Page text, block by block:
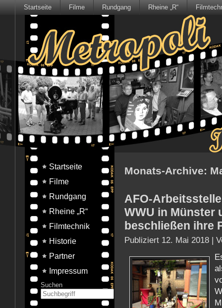
Startseite Filme Rundgang Rheine „R“
Startseite
Filme
Rundgang
Rheine „R“
Filmtechnik
Historie
Partner
Impressum
Suchen
Monats-Archive:
AFO-
WWU in Münster
beschließen ihre
Publiziert 12. Mai 2018 |